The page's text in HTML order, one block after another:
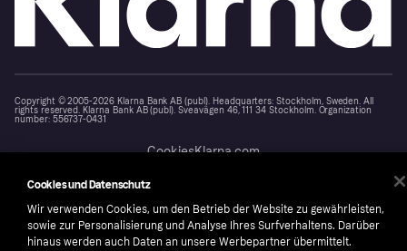
Copyright © 2005-2026 Klarna Bank AB (publ). Headquarters: Stockholm, Sweden. All
rights reserved. Klarna Bank AB (publ). Sveavägen 46, 111 34 Stockholm. Organization
number: 556737-0431
CookiesKlarna.com
Cookies und Datenschutz
Wir verwenden Cookies, um den Betrieb der Website zu gewährleisten,
sowie zur Personalisierung und Analyse Ihres Surfverhaltens. Darüber
hinaus werden auch Daten an unsere Werbepartner übermittelt.